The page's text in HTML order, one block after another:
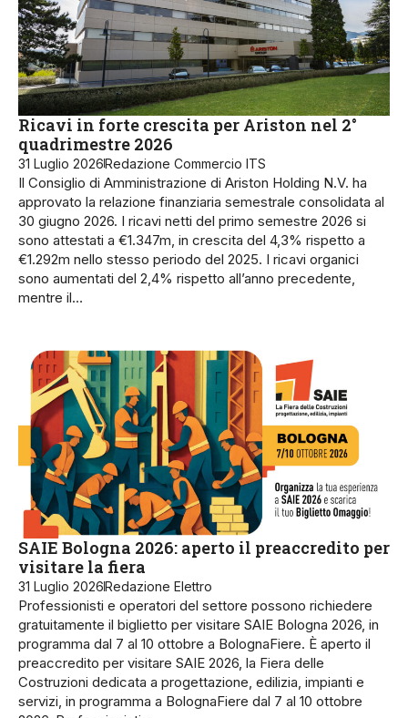
Ricavi in forte crescita per Ariston nel 2°
quadrimestre 2026
31 Luglio 2026Redazione Commercio ITS
Il Consiglio di Amministrazione di Ariston Holding N.V. ha
approvato la relazione finanziaria semestrale consolidata al
30 giugno 2026. I ricavi netti del primo semestre 2026 si
sono attestati a €1.347m, in crescita del 4,3% rispetto a
€1.292m nello stesso periodo del 2025. I ricavi organici
sono aumentati del 2,4% rispetto all’anno precedente,
mentre il…
SAIE Bologna 2026: aperto il preaccredito per
visitare la fiera
31 Luglio 2026Redazione Elettro
Professionisti e operatori del settore possono richiedere
gratuitamente il biglietto per visitare SAIE Bologna 2026, in
programma dal 7 al 10 ottobre a BolognaFiere. È aperto il
preaccredito per visitare SAIE 2026, la Fiera delle
Costruzioni dedicata a progettazione, edilizia, impianti e
servizi, in programma a BolognaFiere dal 7 al 10 ottobre